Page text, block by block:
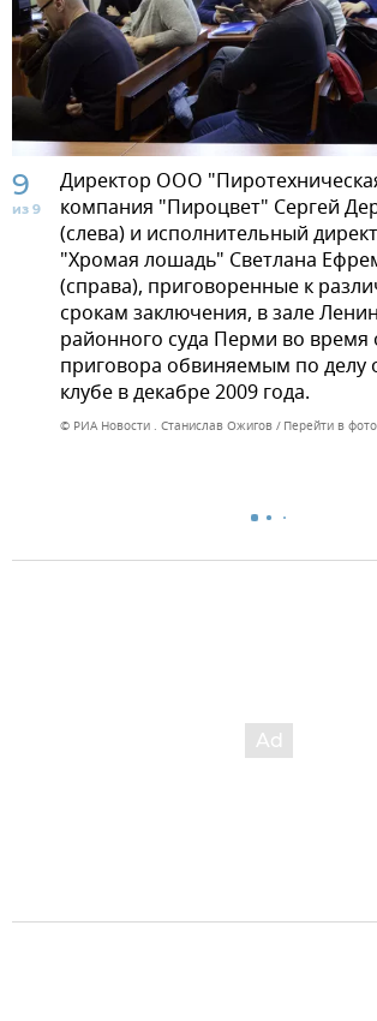
9
из 9
Директор ООО
компания "Пироцвет" Сергей
(слева) и исполнительный
"Хромая лошадь" Светлана
(справа), приговоренные к
срокам заключения, в зале
районного суда Перми во время
приговора обвиняемым по делу
клубе в декабре 2009 года.
© РИА Новости . Станислав Ожигов Перейти в